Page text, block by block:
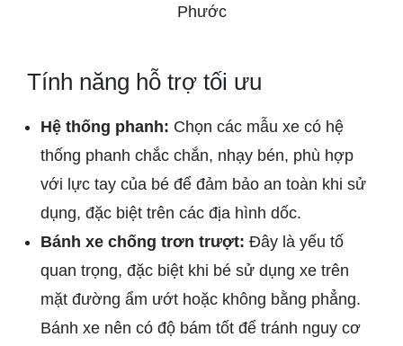
Phước
Tính năng hỗ trợ tối ưu
Hệ thống phanh: Chọn các mẫu xe có hệ
thống phanh chắc chắn, nhạy bén, phù hợp
với lực tay của bé để đảm bảo an toàn khi sử
dụng, đặc biệt trên các địa hình dốc.
Bánh xe chống trơn trượt: Đây là yếu tố
quan trọng, đặc biệt khi bé sử dụng xe trên
mặt đường ẩm ướt hoặc không bằng phẳng.
Bánh xe nên có độ bám tốt để tránh nguy cơ